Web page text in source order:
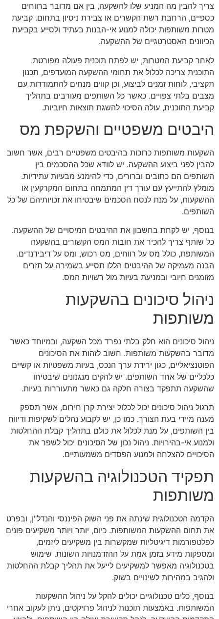
צריך להבין מה המניע שלו להשקעה, בין אם מדובר ברווחים
כספיים, הרחבת רשת הקשרים או צבירת ניסיון בתחום. קביעת
מטרות משותפות יכולה למנוע אי-הבנות בעתיד ולסייע בקביעת
הכיוונים האסטרטגיים של ההשקעה.
לאחר קביעת המטרות, יש לפתח תוכנית פעולה מפורטת.
התוכנית צריכה לכלול את תחומי ההשקעה המועדפים, תכנון
תקציבי, לוחות זמנים לביצוע, וכן קווים מנחים להתמודדות עם
מצבים בלתי צפויים. כאשר כל השותפים מעורבים בתהליך
קביעת התוכנית, עולה הסיכוי להשגת תוצאות חיוביות.
היבטים משפטיים והשקפת מס
השקעות משותפות כרוכות בהיבטים משפטיים רבים, אשר חשוב
להבין לפני ביצוע ההשקעה. יש לוודא שכל ההסכמים בין
השותפים הם כתובים וברורים, כדי להימנע מבעיות עתידיות.
מומלץ להתייעץ עם עורך דין המתמחה בתחום המקרקעין או
ההשקעות, על מנת לנסח הסכמים שיבטיחו את זכויותיהם של כל
השותפים.
בנוסף, יש לקחת בחשבון את ההיבטים המיסויים של ההשקעה.
כל שותף צריך להכיר את חובות המס הקשורים בהשקעה
המשותפת, כולל מס על רווחים, מס רכוש, ומס על דיבידנדים.
הבנה מעמיקה של ההיבטים הללו תסייע בשמירה על תזרים
מזומנים חיובי ובמניעת בעיות מול רשויות המס.
ניהול סיכונים בהשקעות
משותפות
ניהול סיכונים הוא חלק בלתי נפרד מכל השקעה, ובמיוחד כאשר
מדובר בהשקעות משותפות. חשוב לזהות את הסיכונים
הפוטנציאליים, כגון ירידת ערך הנכס, בעיות משפטיות או קשיים
כלכליים של אחד השותפים. יש להקים מנגנונים שיבטיחו
שהשקעה תתפקד בצורה חלקה גם כאשר מתעוררות בעיות.
תרגול ניהול סיכונים יכול לכלול יצירת קרן חירום, אשר תספק
מענה מיידי בעת הצורך. כמו כן, יש לקבוע נהלים לשקיפות ודיווח
בין השותפים, על מנת לכלול את כולם בתהליך קבלת ההחלטות
ולמנוע אי-בהירויות. ניהול נכון של הסיכונים יכול לשפר את
הסיכויים להצלחה ולמנוע הפסדים משמעותיים.
תפקיד הטכנולוגיה בהשקעות
משותפות
הקדמה הטכנולוגית שינתה את פני השוק הפיננסי והנדל"ן, ובפרט
את תחום ההשקעות המשותפות. כיום, יותר ויותר משקיעים פונים
לפלטפורמות דיגיטליות שמקשרות בין משקיעים ליזמים,
ומספקות מידע בזמן אמת על ההזדמנויות השונות. שימוש
בטכנולוגיה מאפשר למשקיעים לייעל את תהליך קבלת ההחלטות
ולהגיב במהירות לשינויים בשוק.
בנוסף, כלים טכנולוגיים יכולים להקל על ניהול ההשקעות
המשותפות. באמצעות תוכנות לניהול פרויקטים, ניתן לעקוב אחרי